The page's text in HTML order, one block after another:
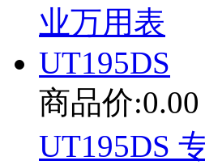
商品价:0.00
UT195DS